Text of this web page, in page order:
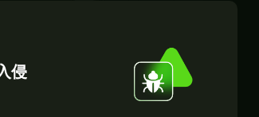
侵